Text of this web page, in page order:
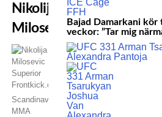
Nikolija
Milosevic
Scandinavian
MMA
Bajad Damarkani
veckor: ”Tar mig